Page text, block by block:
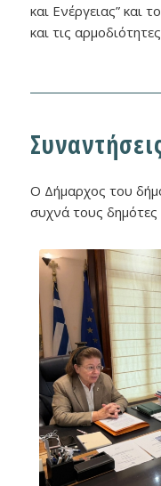
και Ενέργειας” και
και τις
Ο Δήμαρχος του
συχνά τους